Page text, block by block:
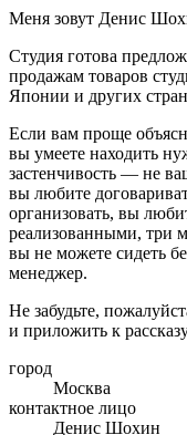
Меня зовут Денис
Студия готова
продажам товаров
Японии и других
Если вам проще
вы умеете находить
застенчивость — не
вы любите
организовать, вы
реализованными, три
вы не можете сидеть
менеджер.
Не забудьте,
и приложить к
город
Москва
контактное лицо
Денис Шохин